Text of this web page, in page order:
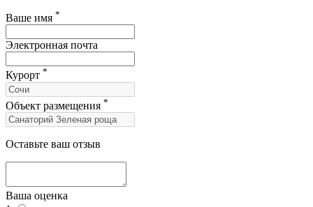
Ваше имя *
Электронная почта
Курорт *
Объект размещения *
Оставьте ваш отзыв
Ваша оценка